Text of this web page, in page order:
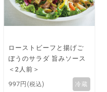
ローストビーフと揚げご
ぼうのサラダ 旨みソース
＜2人前＞
997円 (税込)